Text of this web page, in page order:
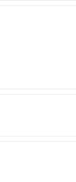
,Őr utca 8.